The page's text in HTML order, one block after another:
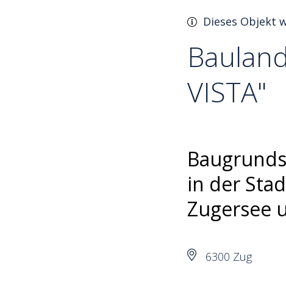
Dieses Objekt
VISTA"
in der
Zugersee
6300 Zug